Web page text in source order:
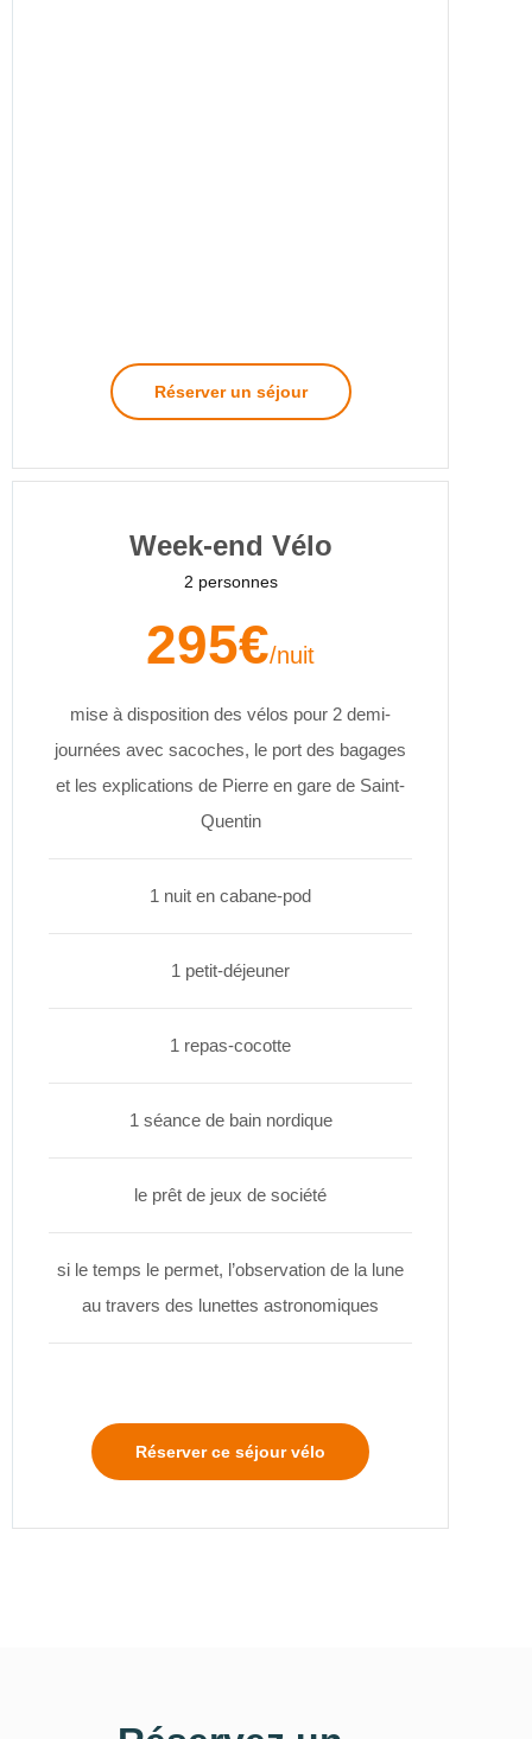
Réserver un séjour
Week-end Vélo
2 personnes
295€/nuit
mise à disposition des vélos pour 2 demi-
journées avec sacoches, le port des bagages
et les explications de Pierre en gare de Saint-
Quentin
1 nuit en cabane-pod
1 petit-déjeuner
1 repas-cocotte
1 séance de bain nordique
le prêt de jeux de société
si le temps le permet, l’observation de la lune
au travers des lunettes astronomiques
Réserver ce séjour vélo